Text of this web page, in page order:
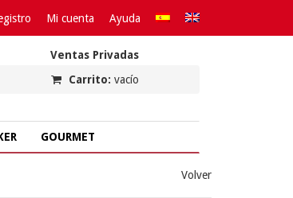
Mi cuenta Ayuda
Ventas Privadas
Carrito: vacío
GOURMET
Volver